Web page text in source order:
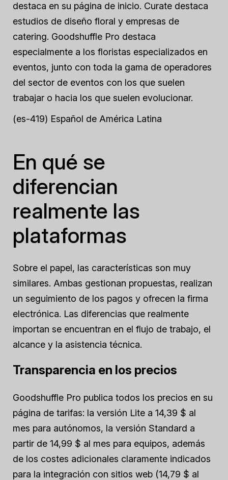
destaca en su página de inicio. Curate destaca
estudios de diseño floral y empresas de
catering. Goodshuffle Pro destaca
especialmente a los floristas especializados en
eventos, junto con toda la gama de operadores
del sector de eventos con los que suelen
trabajar o hacia los que suelen evolucionar.
(es-419) Español de América Latina
En qué se
diferencian
realmente las
plataformas
Sobre el papel, las características son muy
similares. Ambas gestionan propuestas, realizan
un seguimiento de los pagos y ofrecen la firma
electrónica. Las diferencias que realmente
importan se encuentran en el flujo de trabajo, el
alcance y la asistencia técnica.
Transparencia en los precios
Goodshuffle Pro publica todos los precios en su
página de tarifas: la versión Lite a 14,39 $ al
mes para autónomos, la versión Standard a
partir de 14,99 $ al mes para equipos, además
de los costes adicionales claramente indicados
para la integración con sitios web (14,79 $ al